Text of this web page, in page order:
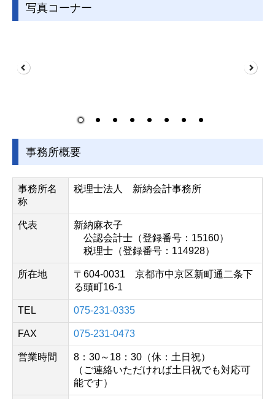
写真コーナー
事務所概要
事務所名
称
税理士法人 新納会計事務所
代表
新納麻衣子
公認会計士（登録番号：15160）
税理士（登録番号：114928）
所在地
〒604-0031 京都市中京区新町通二条下
る頭町16-1
TEL 075-231-0335
FAX 075-231-0473
営業時間 8：30～18： 30（休：土日 祝）
（ご連絡いただければ土日祝でも対応可
能です）